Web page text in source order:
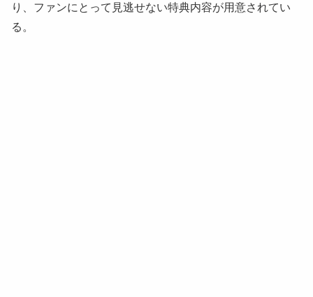
り、ファンにとって見逃せない特典内容が用意されてい
る。